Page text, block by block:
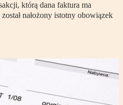
którą dana faktura ma
nałożony istotny obowiązek